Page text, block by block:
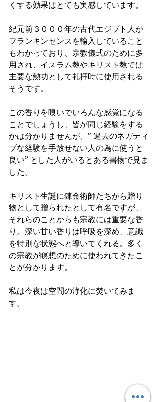
くする効果はとても実感しています。
紀元前３０００年の古代エジプト人が
フランキンセンスを輸入していること
もわかっており、宗教儀式のために多
用され、イスラム教やキリスト教では
主要な勲功として礼拝時に使用される
そうです。
この香りを嗅いでいろんな感覚になる
ことでしょうし、皆が同じ経験をする
かは分かりませんが、” 過去のネガティ
ブな経験を手放せない人の為に使うと
良い” とした人がいるとある書物で見ま
した。
キリスト生誕に錬金術師たちから贈り
物として贈られたとして有名ですが、
それらのことからも宗教には重要な香
り。深い甘い香りは呼吸を深め、意識
を特別な状態へと導いてくれる。多く
の宗教が瞑想のために使われてきたこ
とが分かります。
私は今夜は空間の浄化に焚いてみま
す。